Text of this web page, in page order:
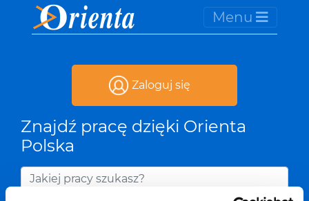
Menu
Zaloguj się
Znajdź pracę dzięki Orienta
Polska